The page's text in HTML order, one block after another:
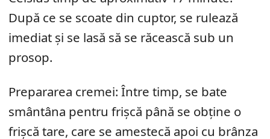
După ce se scoate din cuptor, se rulează
imediat și se lasă să se răcească sub un
prosop.
Prepararea cremei: Între timp, se bate
smântâna pentru frișcă până se obține o
frișcă tare, care se amestecă apoi cu brânza